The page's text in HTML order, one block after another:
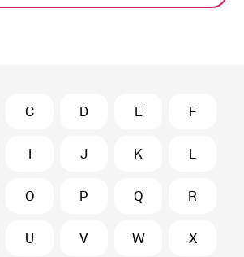
C D E F
I J K L
O P Q R
U V W X